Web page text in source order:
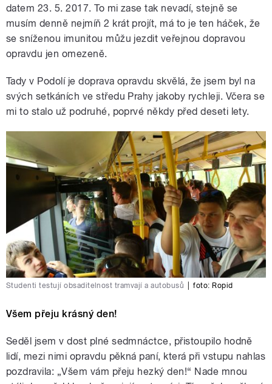
datem 23. 5. 2017. To mi zase tak nevadí, stejně se
musím denně nejmíň 2 krát projít, má to je ten háček, že
se sníženou imunitou můžu jezdit veřejnou dopravou
opravdu jen omezeně.
Tady v Podolí je doprava opravdu skvělá, že jsem byl na
svých setkáních ve středu Prahy jakoby rychleji. Včera se
mi to stalo už podruhé, poprvé někdy před deseti lety.
Studenti testují obsaditelnost tramvají a autobusů foto: Ropid
Všem přeju krásný den!
Seděl jsem v dost plné sedmnáctce, přistoupilo hodně
lidí, mezi nimi opravdu pěkná paní, která při vstupu nahlas
pozdravila: „Všem vám přeju hezký den!“ Nade mnou